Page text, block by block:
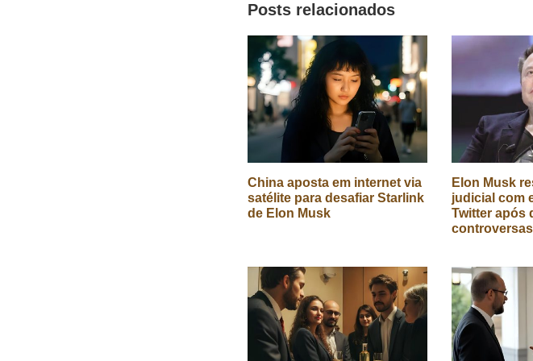
redes
sociais
Posts relacionados
China aposta em internet via
satélite para desafiar Starlink
de Elon Musk
Elon Musk
judicial com
Twitter após
controversas